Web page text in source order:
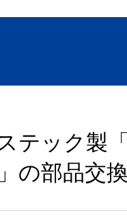
テック製
の部品交